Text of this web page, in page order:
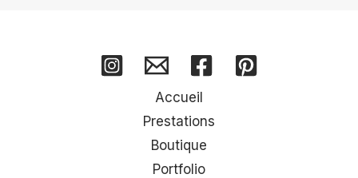
Accueil
Prestations
Boutique
Portfolio